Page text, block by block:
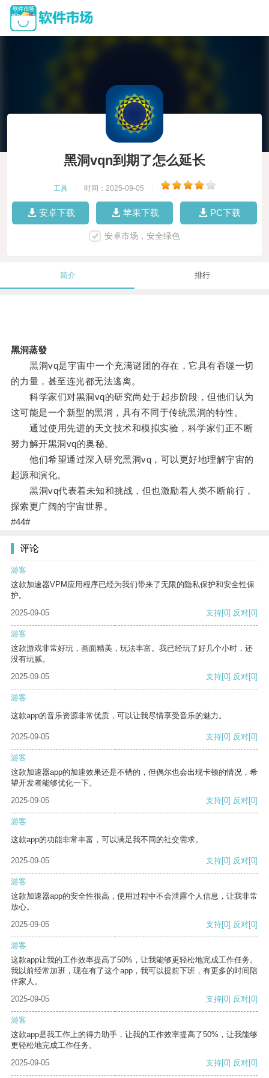
黑洞vqn到期了怎么延长
工具 时间：2025-09-05
安卓下载 苹果下载 PC下载
安卓市场，安全绿色
简介 排行
黑洞蒸發
黑洞vq是宇宙中一个充满谜团的存在，它具有吞噬一切
的力量，甚至连光都无法逃离。
科学家们对黑洞vq的研究尚处于起步阶段，但他们认为
这可能是一个新型的黑洞，具有不同于传统黑洞的特性。
通过使用先进的天文技术和模拟实验，科学家们正不断
努力解开黑洞vq的奥秘。
他们希望通过深入研究黑洞vq，可以更好地理解宇宙的
起源和演化。
黑洞vq代表着未知和挑战，但也激励着人类不断前行，
探索更广阔的宇宙世界。
#44#
评论
游客
这款加速器VPM应用程序已经为我们带来了无限的隐私保护和安全性保
护。
2025-09-05
支持[0] 反对[0]
游客
这款游戏非常好玩，画面精美，玩法丰富。我已经玩了好几个小时，还
没有玩腻。
2025-09-05
支持[0] 反对[0]
游客
这款app的音乐资源非常优质，可以让我尽情享受音乐的魅力。
2025-09-05 支持[0] 反对[0]
游客
这款加速器app的加速效果还是不错的，但偶尔也会出现卡顿的情况，希
望开发者能够优化一下。
2025-09-05
支持[0] 反对[0]
游客
这款app的功能非常丰富，可以满足我不同的社交需求。
2025-09-05 支持[0] 反对[0]
游客
这款加速器app的安全性很高，使用过程中不会泄露个人信息，让我非常
放心。
2025-09-05
支持[0] 反对[0]
游客
这款app让我的工作效率提高了50%，让我能够更轻松地完成工作任务。
我以前经常加班，现在有了这个app，我可以提前下班，有更多的时间陪
伴家人。
2025-09-05
支持[0] 反对[0]
游客
这款app是我工作上的得力助手，让我的工作效率提高了50%，让我能够
更轻松地完成工作任务。
2025-09-05
支持[0] 反对[0]